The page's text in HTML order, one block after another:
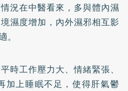
況在中醫看來，多與體內濕
濕度增加，內外濕邪相互影
時工作壓力大、情緒緊張、
加上睡眠不足，使得肝氣鬱